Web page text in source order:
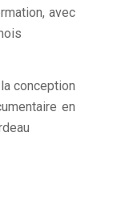
avec
conception
en